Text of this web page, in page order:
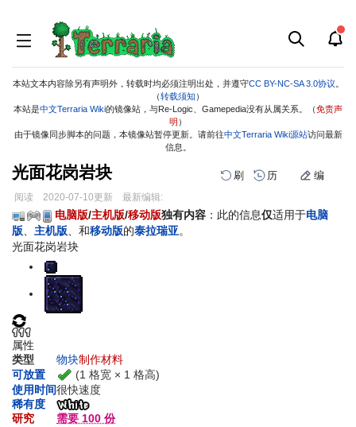
本站文本内容除另有声明外，转载时均必须注明出处，并遵守CC BY-NC-SA 3.0协议
（转载须知 ）
本站是中文Terraria Wiki的镜像站，与Re-Logic、Gamepedia没有从属关系。（免责声
明 ）
由于镜像同步脚本的问题，本镜像站暂停更新。请前往中文Terraria Wiki源站访问最新
信息。
光面花岗岩块 刷 历 编
阅读 2020-07-10更新 最新编辑:
跳
到
导
跳
到
搜
电脑版/主机版/移动版独有内容 ：此的信息仅适用于电脑
版、 主机版、和移动版的泰拉瑞亚。
光面花岗岩块
属性
类型
物块制作材料
可放置
(1 格宽 × 1 格高)
使用时间很快速度
稀有度
研究
需要 100 份